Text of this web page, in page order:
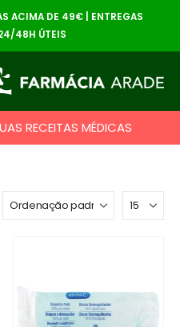
ACIMA DE 49€ | ENTREGAS
48H ÚTEIS
RECEITAS MÉDICAS